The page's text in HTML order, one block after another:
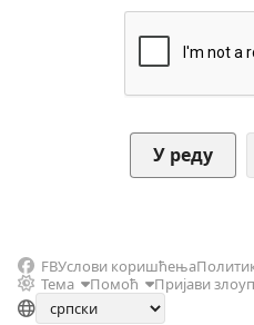
FBУслови коришћења
Тема
Помоћ Пријави